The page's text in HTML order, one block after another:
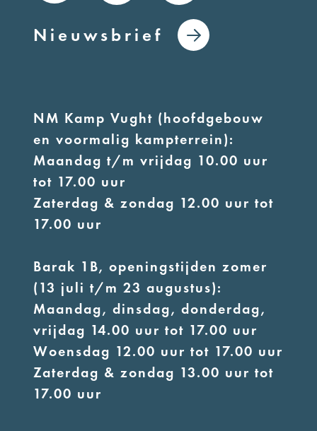
Nieuwsbrief
NM Kamp Vught (hoofdgebouw
en voormalig kampterrein):
Maandag t/m vrijdag 10.00 uur
tot 17.00 uur
Zaterdag & zondag 12.00 uur tot
17.00 uur
Barak 1B, openingstijden zomer
(13 juli t/m 23 augustus):
Maandag, dinsdag, donderdag,
vrijdag 14.00 uur tot 17.00 uur
Woensdag 12.00 uur tot 17.00 uur
Zaterdag & zondag 13.00 uur tot
17.00 uur